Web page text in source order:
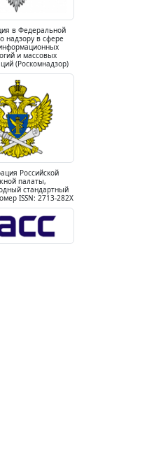
в Федеральной
надзору в сфере
и массовых
(Роскомнадзор)
Российской
палаты,
стандартный
ISSN: 2713-282X